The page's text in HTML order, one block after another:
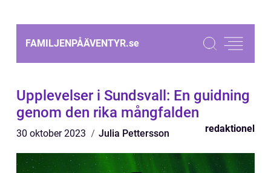
FAMILJENPÅÄVENTYR.se
Upplevelser i Sundsvall: En guidning
genom den rika mångfalden
30 oktober 2023 Julia Pettersson redaktionel